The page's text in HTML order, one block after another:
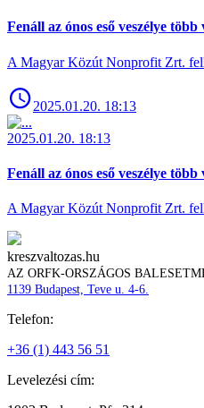
Fenáll az ónos eső veszélye több
A Magyar Közút Nonprofit Zrt.
2025.01.20. 18:13
2025.01.20. 18:13
Fenáll az ónos eső veszélye több
A Magyar Közút Nonprofit Zrt.
kreszvaltozas.hu
AZ ORFK-ORSZÁGOS
1139 Budapest, Teve u. 4-6.
Telefon:
+36 (1) 443 56 51
Levelezési cím: